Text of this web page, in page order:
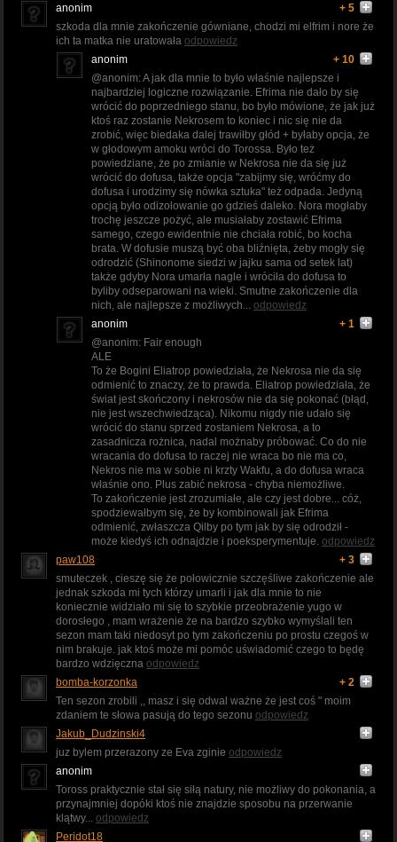
anonim
+ 5
szkoda dla mnie zakończenie gówniane, chodzi mi elfrim i nore że
ich ta matka nie uratowała odpowiedz
anonim
+ 10
@anonim: A jak dla mnie to było właśnie najlepsze i
najbardziej logiczne rozwiązanie. Efrima nie dało by się
wrócić do poprzedniego stanu, bo było mówione, że jak już
ktoś raz zostanie Nekrosem to koniec i nic się nie da
zrobić, więc biedaka dalej trawiłby głód + byłaby opcja, że
w głodowym amoku wróci do Torossa. Było też
powiedziane, że po zmianie w Nekrosa nie da się już
wrócić do dofusa, także opcja "zabijmy się, wróćmy do
dofusa i urodzimy się nówka sztuka" też odpada. Jedyną
opcją było odizolowanie go gdzieś daleko. Nora mogłaby
trochę jeszcze pożyć, ale musiałaby zostawić Efrima
samego, czego ewidentnie nie chciała robić, bo kocha
brata. W dofusie muszą być oba bliźnięta, żeby mogły się
odrodzić (Shinonome siedzi w jajku sama od setek lat)
także gdyby Nora umarła nagle i wróciła do dofusa to
byliby odseparowani na wieki. Smutne zakończenie dla
nich, ale najlepsze z możliwych... odpowiedz
anonim
+ 1
@anonim: Fair enough
ALE
To że Bogini Eliatrop powiedziała, że Nekrosa nie da się
odmienić to znaczy, że to prawda. Eliatrop powiedziała, że
świat jest skończony i nekrosów nie da się pokonać (błąd,
nie jest wszechwiedząca). Nikomu nigdy nie udało się
wrócić do stanu sprzed zostaniem Nekrosa, a to
zasadnicza rożnica, nadal możnaby próbować. Co do nie
wracania do dofusa to raczej nie wraca bo nie ma co,
Nekros nie ma w sobie ni krzty Wakfu, a do dofusa wraca
właśnie ono. Plus zabić nekrosa - chyba niemożliwe.
To zakończenie jest zrozumiałe, ale czy jest dobre... cóż,
spodziewałbym się, że by kombinowali jak Efrima
odmienić, zwłaszcza Qilby po tym jak by się odrodził -
może kiedyś ich odnajdzie i poeksperymentuje. odpowiedz
paw108
+ 3
smuteczek , cieszę się że połowicznie szczęśliwe zakończenie ale
jednak szkoda mi tych którzy umarli i jak dla mnie to nie
koniecznie widziało mi się to szybkie przeobrażenie yugo w
dorosłego , mam wrażenie że na bardzo szybko wymyślali ten
sezon mam taki niedosyt po tym zakończeniu po prostu czegoś w
nim brakuje. jak ktoś może mi pomóc uświadomić czego to będę
bardzo wdzięczna odpowiedz
bomba-korzonka
+ 2
Ten sezon zrobili ,, masz i się odwal ważne że jest coś " moim
zdaniem te słowa pasują do tego sezonu odpowiedz
Jakub_Dudzinski4
juz bylem przerazony ze Eva zginie odpowiedz
anonim
Toross praktycznie stał się siłą natury, nie możliwy do pokonania, a
przynajmniej dopóki ktoś nie znajdzie sposobu na przerwanie
klątwy... odpowiedz
Peridot18